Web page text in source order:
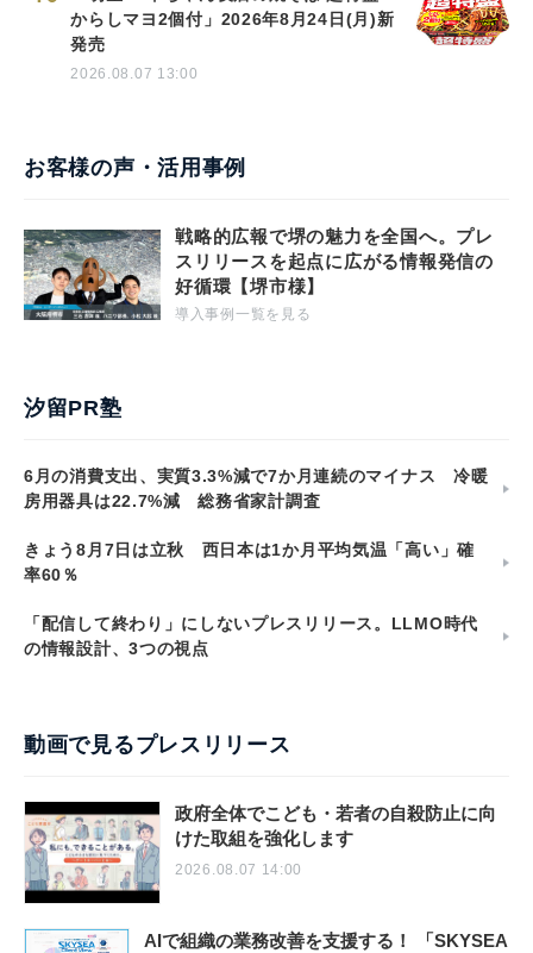
からしマヨ2個付」2026年8月24日(月)新
発売
2026.08.07 13:00
お客様の声・活用事例
戦略的広報で堺の魅力を全国へ。プレ
スリリースを起点に広がる情報発信の
好循環【堺市様】
導入事例一覧を見る
汐留PR塾
6月の消費支出、実質3.3%減で7か月連続のマイナス 冷暖
房用器具は22.7%減 総務省家計調査
きょう8月7日は立秋 西日本は1か月平均気温「高い」確
率60％
「配信して終わり」にしないプレスリリース。LLMO時代
の情報設計、3つの視点
動画で見るプレスリリース
政府全体でこども・若者の自殺防止に向
けた取組を強化します
2026.08.07 14:00
AIで組織の業務改善を支援する！ 「SKYSEA